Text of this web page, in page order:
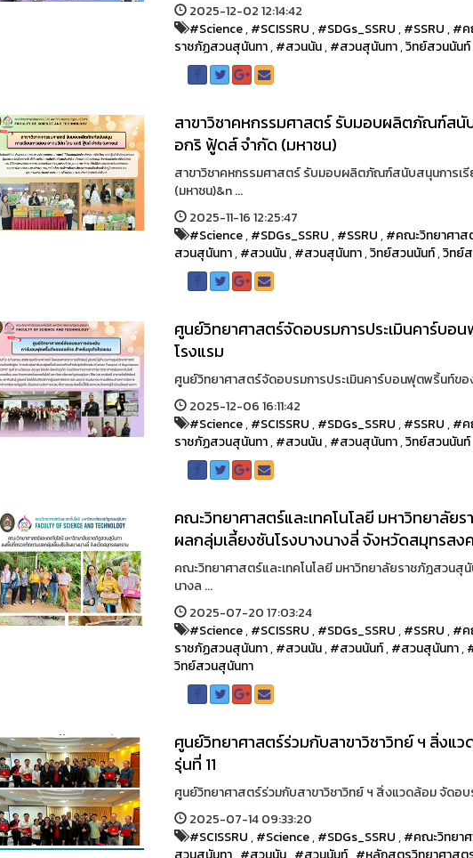
2025-12-02 12:14:42
#Science,#SCISSRU,#SDGs_SSRU,#SSRU,#ค
ราชภัฏสวนสุนันทา,#สวนนัน,#สวนสุนันทา,วิทย์สวนนันท์
สาขาวิชาคหกรรมศาสตร์ รับมอบผลิตภัณฑ์สนั
อกริ ฟู้ดส์ จำกัด (มหาชน)
สาขาวิชาคหกรรมศาสตร์ รับมอบผลิตภัณฑ์สนับสนุนการเ
(มหาชน)&n ...
2025-11-16 12:25:47
#Science,#SDGs_SSRU,#SSRU,#คณะวิทยาศาส
สวนสุนันทา,#สวนนัน,#สวนสุนันทา,วิทย์สวนนันท์,วิทย์
ศูนย์วิทยาศาสตร์จัดอบรมการประเมินคาร์บ
โรงแรม
ศูนย์วิทยาศาสตร์จัดอบรมการประเมินคาร์บอนฟุตพริ้นท์ข
2025-12-06 16:11:42
#Science,#SCISSRU,#SDGs_SSRU,#SSRU,#ค
ราชภัฏสวนสุนันทา,#สวนนัน,#สวนสุนันทา,วิทย์สวนนันท์
คณะวิทยาศาสตร์และเทคโนโลยี มหาวิทยาลั
ผลกลุ่มเลี้ยงชันโรงบางนางลี่ จังหวัดสมุทรสง
คณะวิทยาศาสตร์และเทคโนโลยี มหาวิทยาลัยราชภัฎสวน
นางล ...
2025-07-20 17:03:24
#Science,#SCISSRU,#SDGs_SSRU,#SSRU,#ค
ราชภัฏสวนสุนันทา,#สวนนัน,#สวนนันท์,#สวนสุนันทา,
วิทย์สวนสุนันทา
ศูนย์วิทยาศาสตร์ร่วมกับสาขาวิชาวิทย์ ฯ สิ่งแ
รุ่นที่ 11
ศูนย์วิทยาศาสตร์ร่วมกับสาขาวิชาวิทย์ ฯ สิ่งแวดล้อม จัดอบ
2025-07-14 09:33:20
#SCISSRU,#Science,#SDGs_SSRU,#คณะวิทยาศ